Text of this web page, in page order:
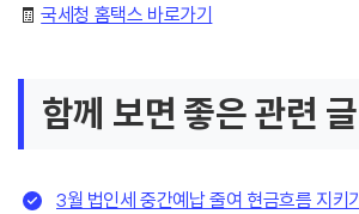
🧾국세청 홈택스 바로가기
함께 보면 좋은 관련 글
3월 법인세 중간예납 줄여 현금흐름 지키기